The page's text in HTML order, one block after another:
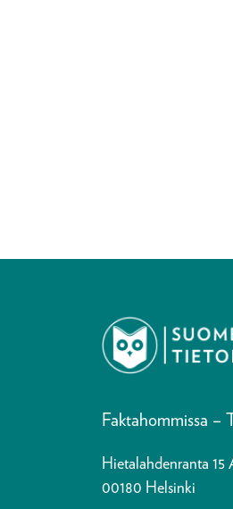
Faktahommissa –
Hietalahdenranta 15
00180 Helsinki